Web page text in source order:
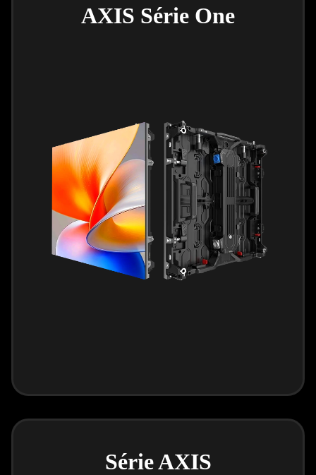
AXIS Série One
Série AXIS